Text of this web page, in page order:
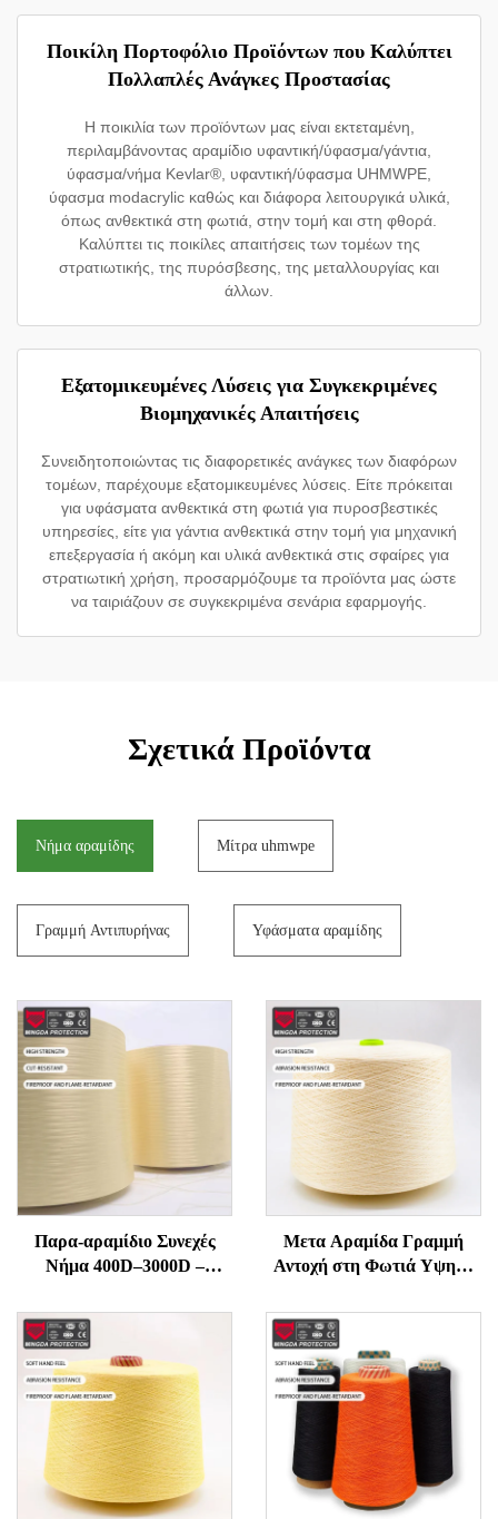
Ποικίλη Πορτοφόλιο Προϊόντων που Καλύπτει
Πολλαπλές Ανάγκες Προστασίας
Η ποικιλία των προϊόντων μας είναι εκτεταμένη,
περιλαμβάνοντας αραμίδιο υφαντική/ύφασμα/γάντια,
ύφασμα/νήμα Kevlar®, υφαντική/ύφασμα UHMWPE,
ύφασμα modacrylic καθώς και διάφορα λειτουργικά υλικά,
όπως ανθεκτικά στη φωτιά, στην τομή και στη φθορά.
Καλύπτει τις ποικίλες απαιτήσεις των τομέων της
στρατιωτικής, της πυρόσβεσης, της μεταλλουργίας και
άλλων.
Εξατομικευμένες Λύσεις για Συγκεκριμένες
Βιομηχανικές Απαιτήσεις
Συνειδητοποιώντας τις διαφορετικές ανάγκες των διαφόρων
τομέων, παρέχουμε εξατομικευμένες λύσεις. Είτε πρόκειται
για υφάσματα ανθεκτικά στη φωτιά για πυροσβεστικές
υπηρεσίες, είτε για γάντια ανθεκτικά στην τομή για μηχανική
επεξεργασία ή ακόμη και υλικά ανθεκτικά στις σφαίρες για
στρατιωτική χρήση, προσαρμόζουμε τα προϊόντα μας ώστε
να ταιριάζουν σε συγκεκριμένα σενάρια εφαρμογής.
Σχετικά Προϊόντα
Νήμα αραμίδης Μίτρα uhmwpe
Γραμμή Αντιπυρήνας Υφάσματα αραμίδης
Παρα-αραμίδιο Συνεχές
Νήμα 400D–3000D –
Ανθεκτικό σε Φλόγα και
Κοπή για Γάντια, Σχοινιά,
Ραπτικά Προστασίας
Μετα Αραμίδα Γραμμή
Αντοχή στη Φωτιά Υψηλή
Αντιφλεγμονική για Ράπτη
και Πλέξιμο Υψηλής
Δύναμης Τεχνική Γραμμή